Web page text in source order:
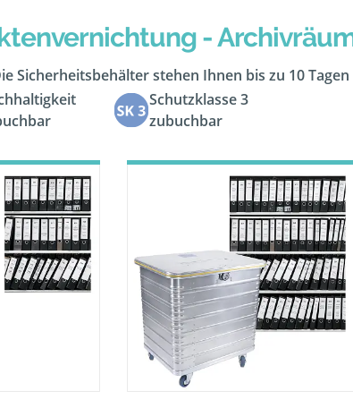
-
Sicherheitsbehälter stehen Ihnen bis zu 10
Schutzklasse 3
zubuchbar